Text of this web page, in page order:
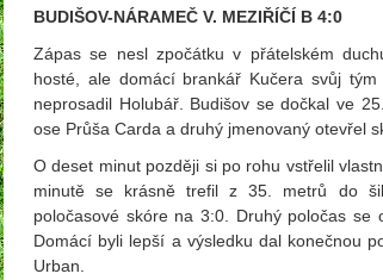
BUDIŠOV-NÁRAMEČ V. MEZIŘÍČÍ B 4:0
Zápas se nesl zpočátku v přátelském
hosté, ale domácí brankář Kučera svůj
neprosadil Holubář. Budišov se dočkal ve
ose Průša Carda a druhý jmenovaný otevřel
O deset minut později si po rohu vstřelil
minutě se krásně trefil z 35. metrů do
poločasové skóre na 3:0. Druhý poločas se
Domácí byli lepší a výsledku dal konečnou
Urban.